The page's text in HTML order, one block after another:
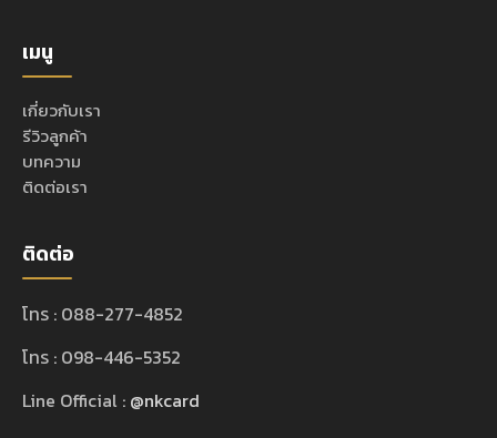
เมนู
เกี่ยวกับเรา
รีวิวลูกค้า
บทความ
ติดต่อเรา
ติดต่อ
โทร : 088-277-4852
โทร : 098-446-5352
Line Official : @nkcard